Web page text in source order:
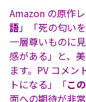
Amazon の原作
語」「死の匂い
一層尊いものに
感がある」と、
ます。PV コメ
トになる」「こ
面への期待が非